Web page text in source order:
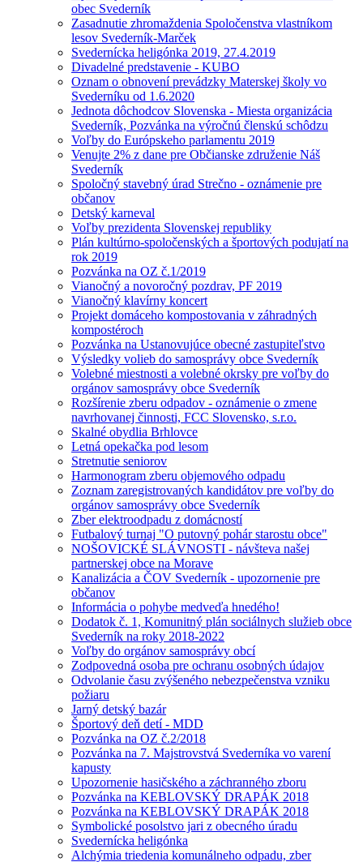
obec Svederník
Zasadnutie zhromaždenia Spoločenstva vlastníkom
lesov Svederník-Marček
Svedernícka heligónka 2019, 27.4.2019
Divadelné predstavenie - KUBO
Oznam o obnovení prevádzky Materskej školy vo
Svederníku od 1.6.2020
Jednota dôchodcov Slovenska - Miesta organizácia
Svederník, Pozvánka na výročnú členskú schôdzu
Voľby do Európskeho parlamentu 2019
Venujte 2% z dane pre Občianske združenie Náš
Svederník
Spoločný stavebný úrad Strečno - oznámenie pre
občanov
Detský karneval
Voľby prezidenta Slovenskej republiky
Plán kultúrno-spoločenských a športových podujatí na
rok 2019
Pozvánka na OZ č.1/2019
Vianočný a novoročný pozdrav, PF 2019
Vianočný klavírny koncert
Projekt domáceho kompostovania v záhradných
kompostéroch
Pozvánka na Ustanovujúce obecné zastupiteľstvo
Výsledky volieb do samosprávy obce Svederník
Volebné miestnosti a volebné okrsky pre voľby do
orgánov samosprávy obce Svederník
Rozšírenie zberu odpadov - oznámenie o zmene
navrhovanej činnosti, FCC Slovensko, s.r.o.
Skalné obydlia Brhlovce
Letná opekačka pod lesom
Stretnutie seniorov
Harmonogram zberu objemového odpadu
Zoznam zaregistrovaných kandidátov pre voľby do
orgánov samosprávy obce Svederník
Zber elektroodpadu z domácností
Futbalový turnaj "O putovný pohár starostu obce"
NOŠOVICKÉ SLÁVNOSTI - návšteva našej
partnerskej obce na Morave
Kanalizácia a ČOV Svederník - upozornenie pre
občanov
Informácia o pohybe medveďa hnedého!
Dodatok č. 1, Komunitný plán sociálnych služieb obce
Svederník na roky 2018-2022
Voľby do orgánov samosprávy obcí
Zodpovedná osoba pre ochranu osobných údajov
Odvolanie času zvýšeného nebezpečenstva vzniku
požiaru
Jarný detský bazár
Športový deň detí - MDD
Pozvánka na OZ č.2/2018
Pozvánka na 7. Majstrovstvá Svederníka vo varení
kapusty
Upozornenie hasičského a záchranného zboru
Pozvánka na KEBLOVSKÝ DRAPÁK 2018
Pozvánka na KEBLOVSKÝ DRAPÁK 2018
Symbolické posolstvo jari z obecného úradu
Svedernícka heligónka
Alchýmia triedenia komunálneho odpadu, zber